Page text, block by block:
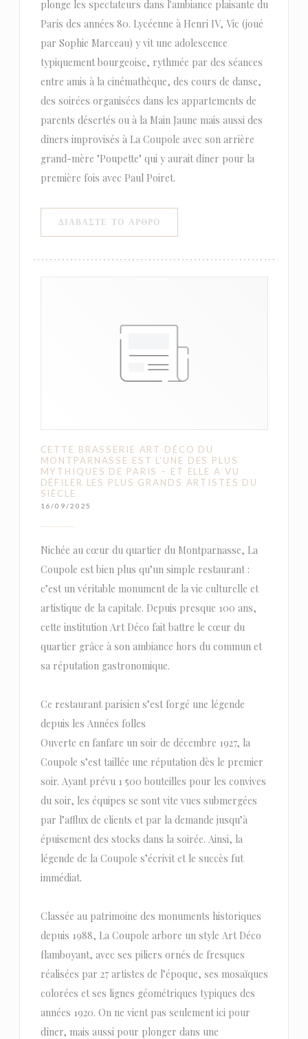
plonge les spectateurs dans l'ambiance plaisante du
Paris des années 80. Lycéenne à Henri IV, Vic (joué
par Sophie Marceau) y vit une adolescence
typiquement bourgeoise, rythmée par des séances
entre amis à la cinémathèque, des cours de danse,
des soirées organisées dans les appartements de
parents désertés ou à la Main Jaune mais aussi des
dîners improvisés à La Coupole avec son arrière
grand-mère "Poupette" qui y aurait dîner pour la
première fois avec Paul Poiret.
ΔΙΑΒΆΣΤΕ ΤΟ ΆΡΘΡΟ((ΑΝΟΊΓΕΙ ΣΕ ΝΈΟ
CETTE BRASSERIE ART DÉCO DU
MONTPARNASSE EST L’UNE DES PLUS
MYTHIQUES DE PARIS – ET ELLE A VU
DÉFILER LES PLUS GRANDS ARTISTES DU
SIÈCLE
16/09/2025
Nichée au cœur du quartier du Montparnasse, La
Coupole est bien plus qu’un simple restaurant :
c’est un véritable monument de la vie culturelle et
artistique de la capitale. Depuis presque 100 ans,
cette institution Art Déco fait battre le cœur du
quartier grâce à son ambiance hors du commun et
sa réputation gastronomique.
Ce restaurant parisien s’est forgé une légende
depuis les Années folles
Ouverte en fanfare un soir de décembre 1927, la
Coupole s’est taillée une réputation dès le premier
soir. Ayant prévu 1 500 bouteilles pour les convives
du soir, les équipes se sont vite vues submergées
par l’afflux de clients et par la demande jusqu’à
épuisement des stocks dans la soirée. Ainsi, la
légende de la Coupole s’écrivit et le succès fut
immédiat.
Classée au patrimoine des monuments historiques
depuis 1988, La Coupole arbore un style Art Déco
flamboyant, avec ses piliers ornés de fresques
réalisées par 27 artistes de l’époque, ses mosaïques
colorées et ses lignes géométriques typiques des
années 1920. On ne vient pas seulement ici pour
dîner, mais aussi pour plonger dans une